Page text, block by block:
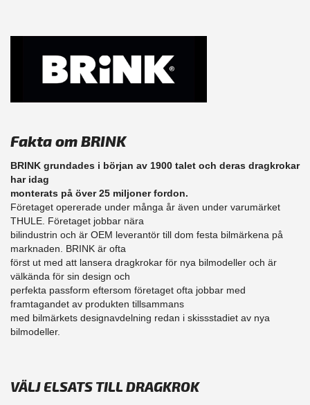
Fakta om BRINK
BRINK grundades i början av 1900 talet och deras dragkrokar
har idag
monterats på över 25 miljoner fordon.
Företaget opererade under många år även under varumärket
THULE. Företaget jobbar nära
bilindustrin och är OEM leverantör till dom festa bilmärkena på
marknaden. BRINK är ofta
först ut med att lansera dragkrokar för nya bilmodeller och är
välkända för sin design och
perfekta passform eftersom företaget ofta jobbar med
framtagandet av produkten tillsammans
med bilmärkets designavdelning redan i skissstadiet av nya
bilmodeller.
VÄLJ ELSATS TILL DRAGKROK